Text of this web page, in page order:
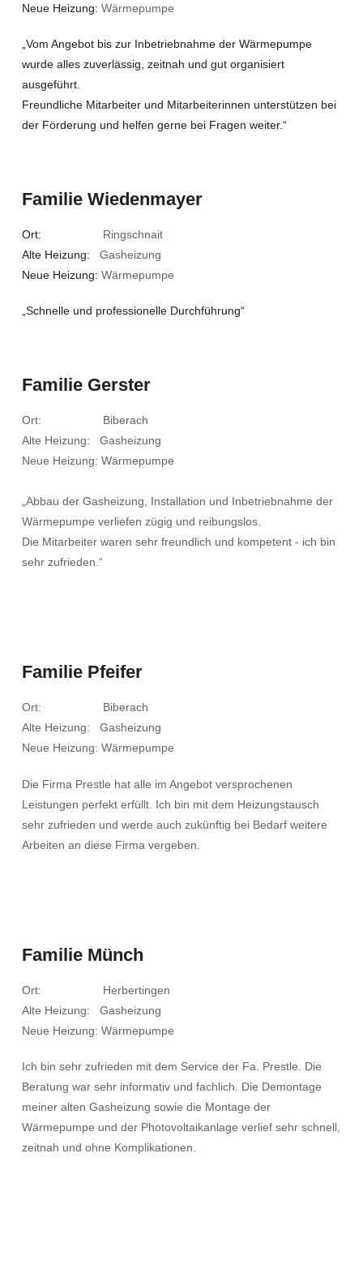
Neue Heizung: Wärmepumpe
„Vom Angebot bis zur Inbetriebnahme der Wärmepumpe
wurde alles zuverlässig, zeitnah und gut organisiert
ausgeführt.
Freundliche Mitarbeiter und Mitarbeiterinnen unterstützen bei
der Förderung und helfen gerne bei Fragen weiter.“
Familie Wiedenmayer
Ort: Ringschnait
Alte Heizung: Gasheizung
Neue Heizung: Wärmepumpe
„Schnelle und professionelle Durchführung“
Familie Gerster
Ort: Biberach
Alte Heizung: Gasheizung
Neue Heizung: Wärmepumpe
„Abbau der Gasheizung, Installation und Inbetriebnahme der
Wärmepumpe verliefen zügig und reibungslos.
Die Mitarbeiter waren sehr freundlich und kompetent - ich bin
sehr zufrieden.“
Familie Pfeifer
Ort: Biberach
Alte Heizung: Gasheizung
Neue Heizung: Wärmepumpe
Die Firma Prestle hat alle im Angebot versprochenen
Leistungen perfekt erfüllt. Ich bin mit dem Heizungstausch
sehr zufrieden und werde auch zukünftig bei Bedarf weitere
Arbeiten an diese Firma vergeben.
Familie Münch
Ort: Herbertingen
Alte Heizung: Gasheizung
Neue Heizung: Wärmepumpe
Ich bin sehr zufrieden mit dem Service der Fa. Prestle. Die
Beratung war sehr informativ und fachlich. Die Demontage
meiner alten Gasheizung sowie die Montage der
Wärmepumpe und der Photovoltaikanlage verlief sehr schnell,
zeitnah und ohne Komplikationen.